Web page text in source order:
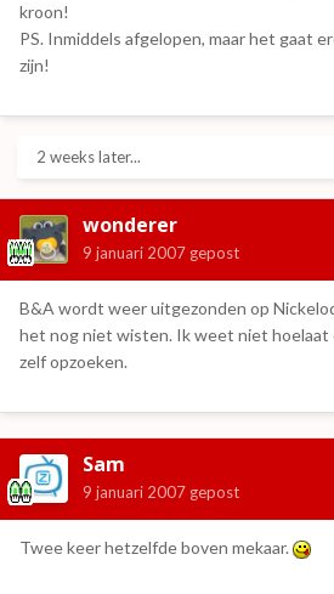
kroon!
PS. Inmiddels afgelopen, maar het gaat
zijn!
2 weeks later...
wonderer
9 januari 2007 gepost
B&A wordt weer uitgezonden op
het nog niet wisten. Ik weet niet hoelaat
zelf opzoeken.
Sam
9 januari 2007 gepost
Twee keer hetzelfde boven mekaar.